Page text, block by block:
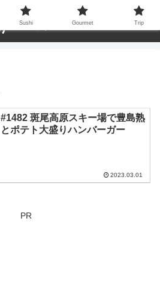
#1482 斑尾高原スキー場で豊島熟
とポテト大盛りハンバーガー
2023.03.01
PR
Sushi Gourmet Trip